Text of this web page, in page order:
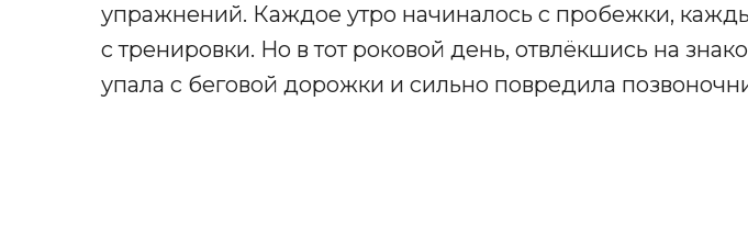
упражнений. Каждое утро начиналось с пробежки,
с тренировки. Но в тот роковой день, отвлёкшись на
упала с беговой дорожки и сильно повредила